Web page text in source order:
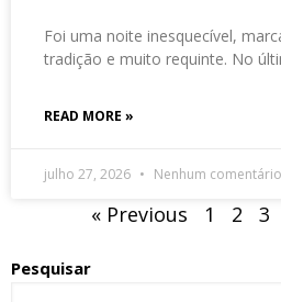
Foi uma noite inesquecível,
tradição e muito requinte. No
READ MORE »
julho 27, 2026 Nenhum comentário
« Previous 1 2 3
Pesquisar